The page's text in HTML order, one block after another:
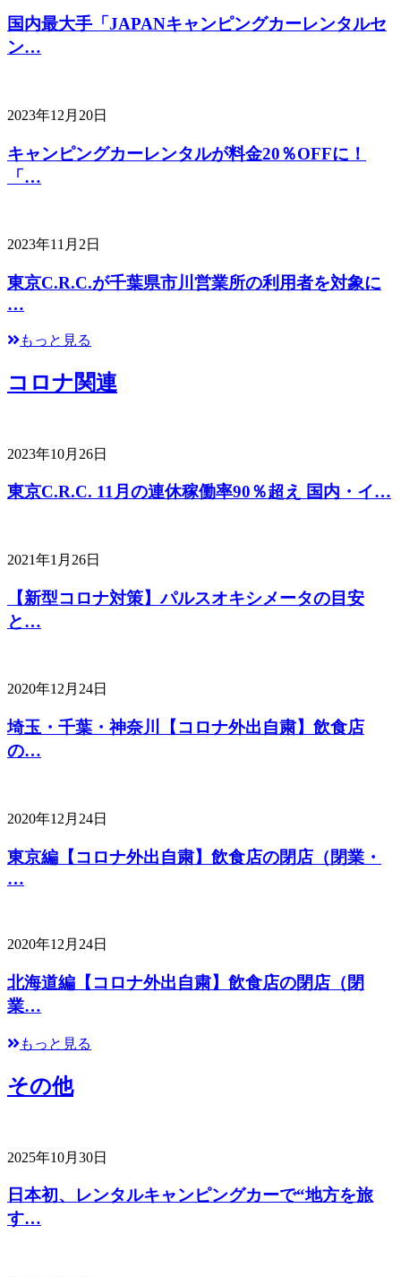
国内最大手「JAPANキャンピングカーレンタルセ
ン…
2023年12月20日
キャンピングカーレンタルが料金20％OFFに！
「…
2023年11月2日
東京C.R.C.が千葉県市川営業所の利用者を対象に
…
もっと見る
コロナ関連
2023年10月26日
東京C.R.C. 11月の連休稼働率90％超え 国内・イ…
2021年1月26日
【新型コロナ対策】パルスオキシメータの目安
と…
2020年12月24日
埼玉・千葉・神奈川【コロナ外出自粛】飲食店
の…
2020年12月24日
東京編【コロナ外出自粛】飲食店の閉店（閉業・
…
2020年12月24日
北海道編【コロナ外出自粛】飲食店の閉店（閉
業…
もっと見る
その他
2025年10月30日
日本初、レンタルキャンピングカーで“地方を旅
す…